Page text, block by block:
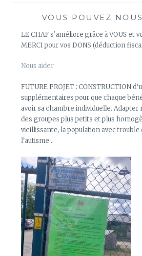
VOUS POUVEZ
LE CHAF s’améliore grâce à VOUS et
MERCI pour vos DONS (déduction
Nous aider
FUTURE PROJET : CONSTRUCTION
supplémentaires pour que chaque
avoir sa chambre individuelle. Adapter
des groupes plus petits et plus
vieillissante, la population avec trouble
l’autisme…